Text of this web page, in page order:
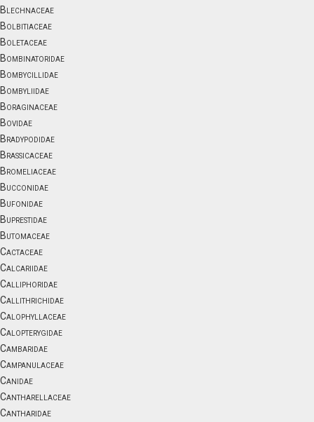
Blechnaceae
Bolbitiaceae
Boletaceae
Bombinatoridae
Bombycillidae
Bombyliidae
Boraginaceae
Bovidae
Bradypodidae
Brassicaceae
Bromeliaceae
Bucconidae
Bufonidae
Buprestidae
Butomaceae
Cactaceae
Calcariidae
Calliphoridae
Callithrichidae
Calophyllaceae
Calopterygidae
Cambaridae
Campanulaceae
Canidae
Cantharellaceae
Cantharidae